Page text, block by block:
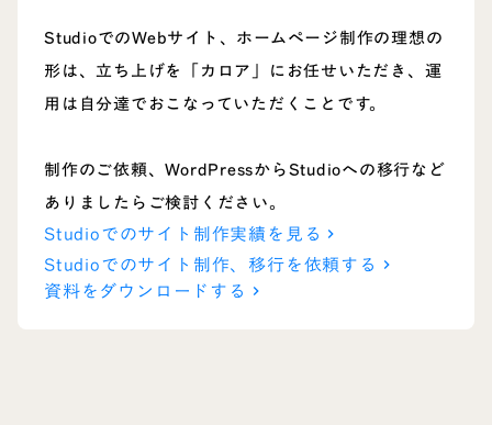
StudioでのWebサイト、ホームページ制作の理想の
形は、立ち上げを「カロア」にお任せいただき、運
用は自分達でおこなっていただくことです。
制作のご依頼、WordPressからStudioへの移行など
ありましたらご検討ください。
Studioでのサイト制作実績を見る keyboard_arrow_right
Studioでのサイト制作、移行を依頼する keyboard_arrow_right
資料をダウンロードする keyboard_arrow_right